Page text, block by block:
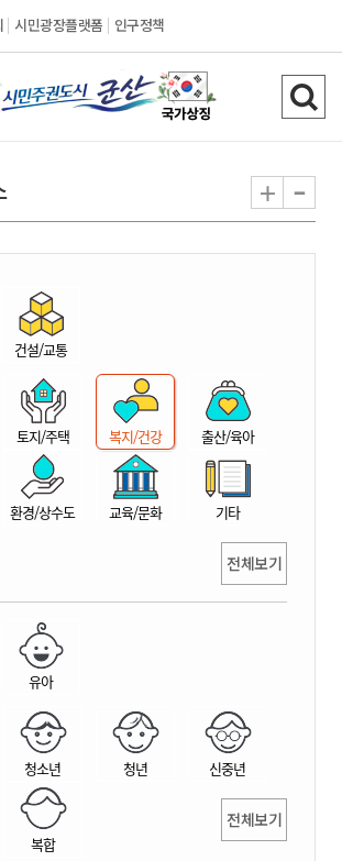
시민광장플랫폼 인구정책
시
민
권
시
산
검
색
기
+ -
건설/교통
토지/주택 복지/건강 출산/육아
환경/상수도 교육/문화 기타
전체보기
유아
청소년 청년 신중년
복합
전체보기